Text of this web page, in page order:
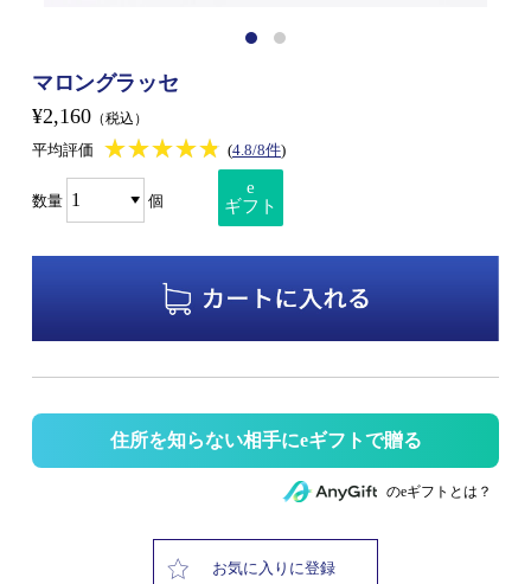
マロングラッセ
¥2,160 （税込）
平均評価 ★★★★★
★★★★★ (4.8/8件)
数量 個
e
ギフト
住所を知らない相手にeギフトで贈る
のeギフトとは？
お気に入りに登録